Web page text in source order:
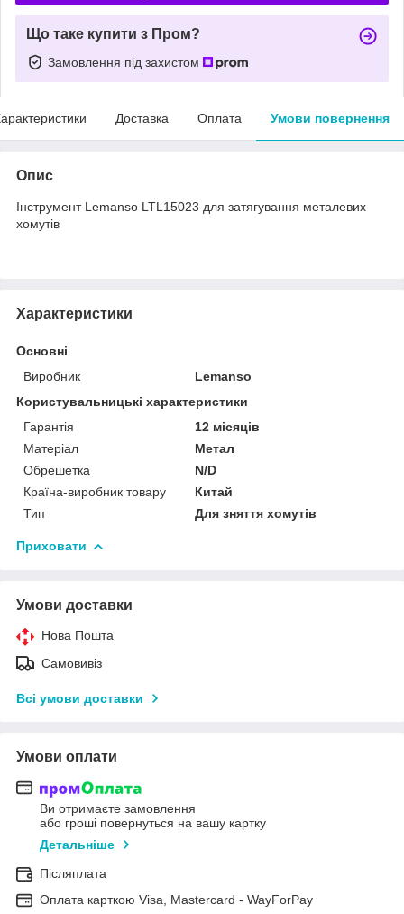
Що таке купити з Пром?
Замовлення під захистом
Доставка Оплата Умови повернення
Опис
Інструмент Lemanso LTL15023 для затягування металевих
хомутів
Характеристики
Основні
Виробник
Lemanso
Користувальницькі характеристики
Гарантія
12 місяців
Матеріал
Метал
Обрешетка
N/D
Країна-виробник товару
Китай
Тип
Для зняття хомутів
Приховати
Умови доставки
Нова Пошта
Самовивіз
Всі умови доставки
Умови оплати
Ви отримаєте замовлення
або гроші повернуться на вашу картку
Детальніше
Післяплата
Оплата карткою Visa, Mastercard - WayForPay